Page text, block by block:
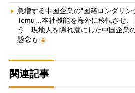
急増する中国企業の“国籍ロンダリン
Temu…本社機能を海外に移転させ、
う 現地人を隠れ蓑にした中国企業
懸念も
関連記事